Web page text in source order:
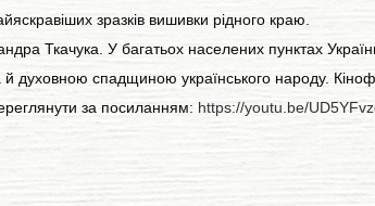
зразків вишивки рідного краю.
Ткачука. У багатьох населених пунктах
духовною спадщиною українського народу.
за посиланням: https://youtu.be/